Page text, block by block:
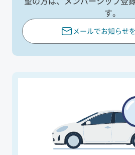
す。
メールでお知らせ